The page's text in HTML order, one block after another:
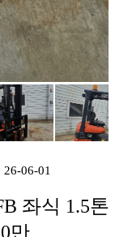
06-01
좌식 1.5톤
만